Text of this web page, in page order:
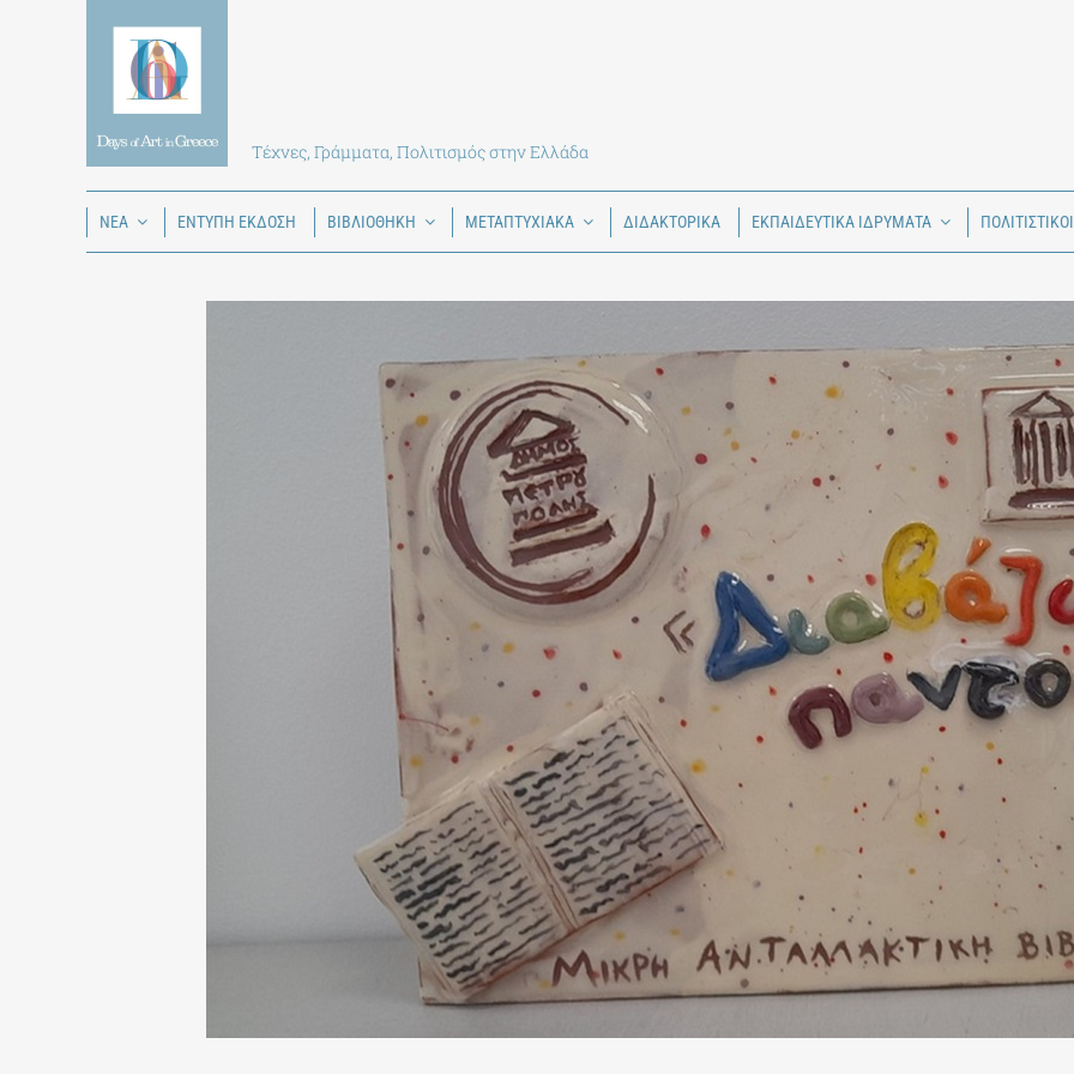
Τέχνες, Γράμματα, Πολιτισμός στην Ελλάδα
ΝΕΑ ΕΝΤΥΠΗ ΕΚΔΟΣΗ ΒΙΒΛΙΟΘΗΚΗ ΜΕΤΑΠΤΥΧΙΑΚΑ ΔΙΔΑΚΤΟΡΙΚΑ ΕΚΠΑΙΔΕΥΤΙΚΑ ΙΔΡΥΜΑΤΑ